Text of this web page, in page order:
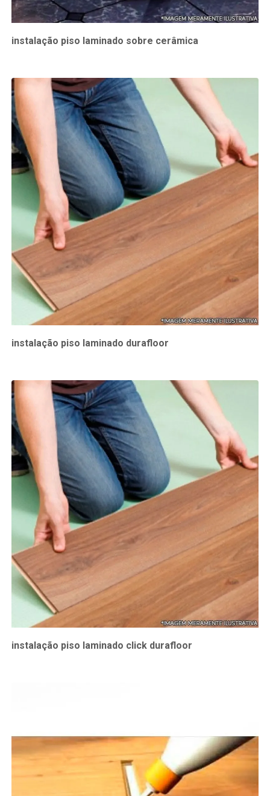
instalação piso laminado sobre cerâmica
instalação piso laminado durafloor
instalação piso laminado click durafloor